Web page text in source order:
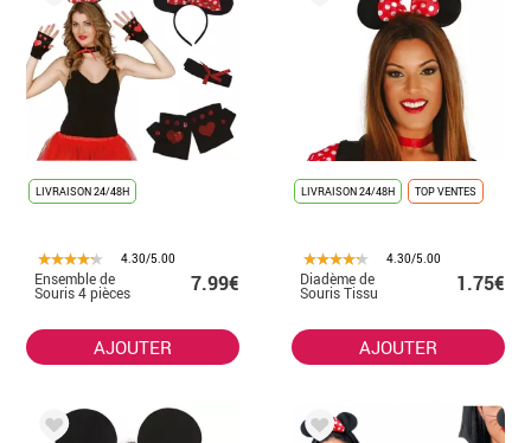
LIVRAISON 24/48H
4.30/5.00
Ensemble de
Souris 4 pièces 7.99€
AJOUTER
LIVRAISON 24/48H TOP VENTES
4.30/5.00
Diadème de
Souris Tissu 1.75€
AJOUTER